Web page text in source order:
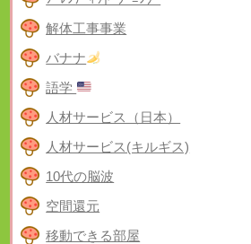
解体工事事業
バナナ
語学
人材サービス（日本）
人材サービス(キルギス)
10代の脳波
空間還元
移動できる部屋